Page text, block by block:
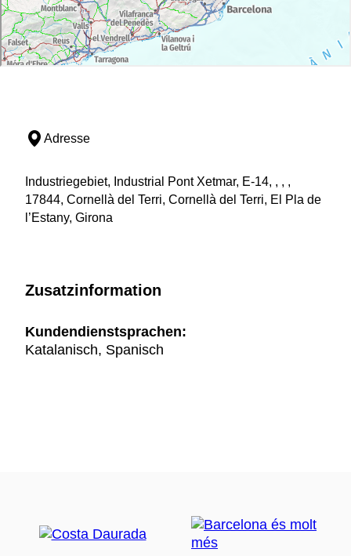
Adresse
Industriegebiet, Industrial Pont Xetmar, E-14, , , ,
17844, Cornellà del Terri, Cornellà del Terri, El Pla de
l’Estany, Girona
Zusatzinformation
Kundendienstsprachen:
Katalanisch, Spanisch